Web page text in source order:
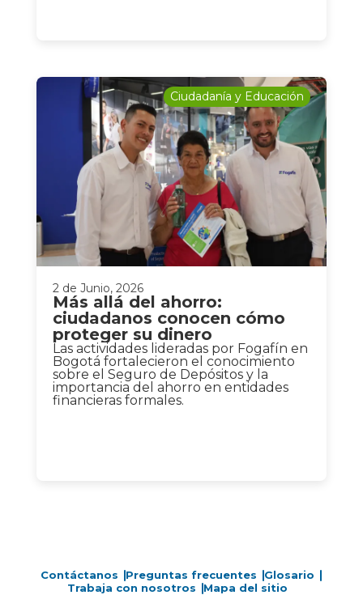
Ciudadanía y Educación
2 de Junio, 2026
Más allá del ahorro:
ciudadanos conocen cómo
proteger su dinero
Las actividades lideradas por Fogafín en
Bogotá fortalecieron el conocimiento
sobre el Seguro de Depósitos y la
importancia del ahorro en entidades
financieras formales.
Contáctanos Preguntas frecuentes
Glosario
Trabaja con nosotros
Mapa del sitio